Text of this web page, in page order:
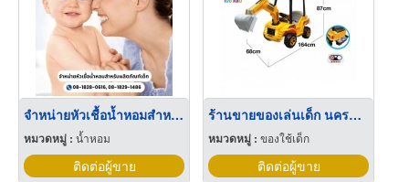
จำหน่ายหัวเชื้อน้ำหอมสำหรับผลิตภัณฑ์เด็ก
หมวดหมู่ : น้ำหอม
ติดต่อผู้ขาย
ร้านขายของเล่นเด็ก นครสวรรค์
หมวดหมู่ :ของใช้เด็ก
ติดต่อผู้ขาย